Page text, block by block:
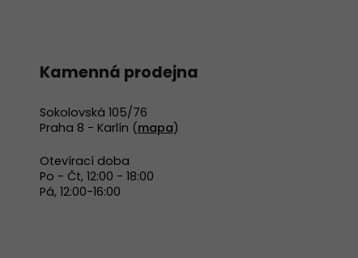
Kamenná prodejna
Sokolovská 105/76
Praha 8 - Karlín (mapa)
Otevírací doba
Po - Čt, 12:00 - 18:00
Pá, 12:00-16:00